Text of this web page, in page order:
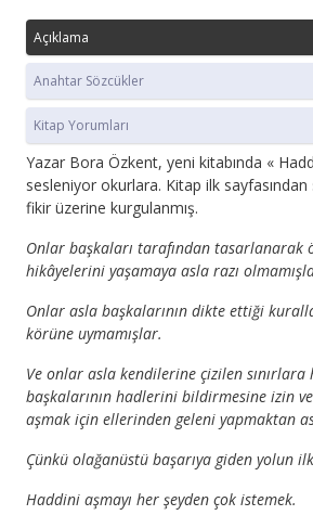
Açıklama
Anahtar Sözcükler
Kitap Yorumları
Yazar Bora Özkent, yeni kitabında «
sesleniyor okurlara. Kitap ilk
fikir üzerine kurgulanmış.
Onlar başkaları tarafından tasarlanarak
hikâyelerini yaşamaya asla razı
Onlar asla başkalarının dikte ettiği
körüne uymamışlar.
Ve onlar asla kendilerine çizilen sınırlara
başkalarının hadlerini bildirmesine izin
aşmak için ellerinden geleni yapmaktan
Çünkü olağanüstü başarıya giden yolun
Haddini aşmayı her şeyden çok istemek.